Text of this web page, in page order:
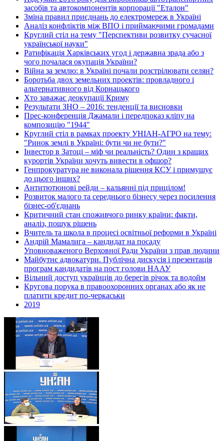
засобів та автокомпонентів корпорації "Еталон"
Зміна правил приєднань до електромереж в Україні
Аналіз конфліктів між ВПО і приймаючими громадами
Круглий стіл на тему "Перспективи розвитку сучасної
української науки"
Ратифікація Харківських угод і державна зрада або з
чого почалася окупація України?
Війна за землю: в Україні почали розстрілювати селян?
Боротьба двох земельних проектів: провладного і
альтернативного від Корнацького
Хто заважає деокупації Криму
Результати ЗНО – 2016: тенденції та висновки
Прес-конференція Джамали і передпоказ кліпу на
композицію "1944"
Круглий стіл в рамках проекту УНІАН-АГРО на тему:
"Ринок землі в Україні: бути чи не бути?"
Інвестор в Затоці – міф чи реальність? Один з кращих
курортів України хочуть вивести в офшор?
Генпрокуратура не виконала рішення КСУ і примушує
до цього інших?
Антитютюнові рейди – кальянні під прицілом!
Розвиток малого та середнього бізнесу через посилення
бізнес-об'єднань
Критичний стан споживчого ринку країни: факти,
аналіз, пошук рішень
Вчитель та школа в процесі освітньої реформи в Україні
Андрій Мамалига – кандидат на посаду
Уповноваженого Верховної Ради України з прав людини
Майбутнє адвокатури. Публічна дискусія і презентація
програм кандидатів на пост голови НААУ
Вільний доступ українців до берегів річок та водойм
Кругова порука в правоохоронних органах або як не
платити кредит по-черкаськи
2019